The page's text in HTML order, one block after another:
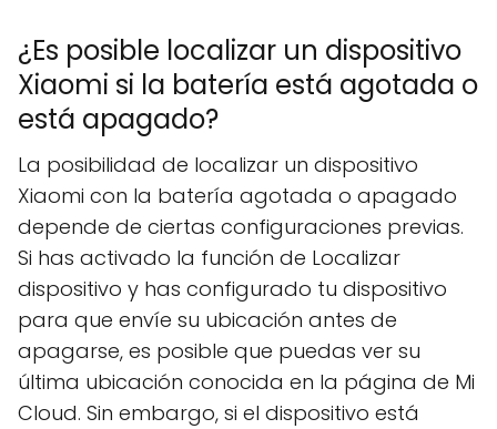
¿Es posible localizar un dispositivo
Xiaomi si la batería está agotada o
está apagado?
La posibilidad de localizar un dispositivo
Xiaomi con la batería agotada o apagado
depende de ciertas configuraciones previas.
Si has activado la función de Localizar
dispositivo y has configurado tu dispositivo
para que envíe su ubicación antes de
apagarse, es posible que puedas ver su
última ubicación conocida en la página de Mi
Cloud. Sin embargo, si el dispositivo está